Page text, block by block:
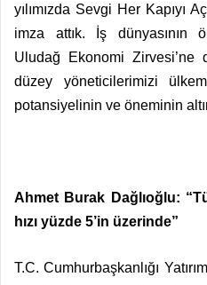
yılımızda Sevgi Her Kapıyı
imza attık. İş dünyasının
Uludağ Ekonomi
düzey yöneticilerimizi
potansiyelinin ve öneminin
Ahmet Burak Dağlıoğlu:
hızı yüzde 5’in üzerinde”
T.C. Cumhurbaşkanlığı